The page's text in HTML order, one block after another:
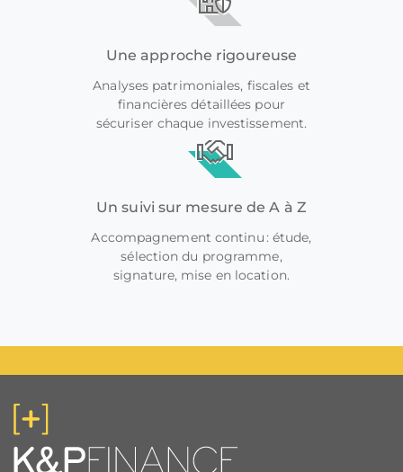
Une approche rigoureuse
Analyses patrimoniales, fiscales et
financières détaillées pour
sécuriser chaque investissement.
Un suivi sur mesure de A à Z
Accompagnement continu : étude,
sélection du programme,
signature, mise en location.